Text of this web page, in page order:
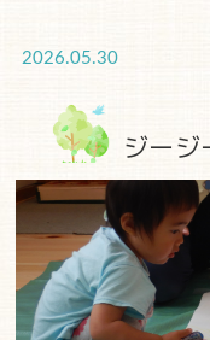
2026.05.30
ジージ